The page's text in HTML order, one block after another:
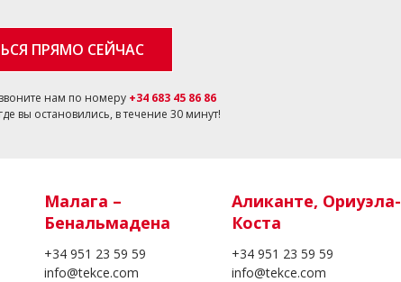
ПРЯМО СЕЙЧАС
нам по номеру +34 683 45 86 86
вы остановились, в течение 30 минут!
Малага –
Бенальмадена
+34 951 23 59 59
info@tekce.com
Аликанте, Ориуэла-
Коста
+34 951 23 59 59
info@tekce.com